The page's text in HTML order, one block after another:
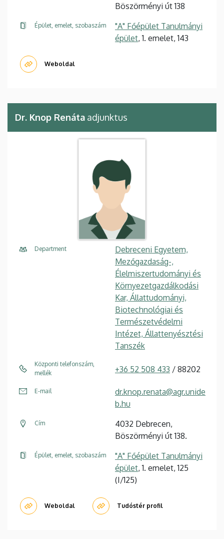
Böszörményi út 138
Épület, emelet, szobaszám
"A" Főépület Tanulmányi
épület, 1. emelet, 143
Weboldal
Dr. Knop Renáta adjunktus
Department
Debreceni Egyetem,
Mezőgazdaság-,
Élelmiszertudományi és
Környezetgazdálkodási
Kar, Állattudományi,
Biotechnológiai és
Természetvédelmi
Intézet, Állattenyésztési
Tanszék
Központi telefonszám,
mellék
+36 52 508 433 / 88202
E-mail
dr.knop.renata@agr.unide
b.hu
Cím
4032 Debrecen,
Böszörményi út 138.
Épület, emelet, szobaszám
"A" Főépület Tanulmányi
épület, 1. emelet, 125
(I/125)
Weboldal Tudóstér profil